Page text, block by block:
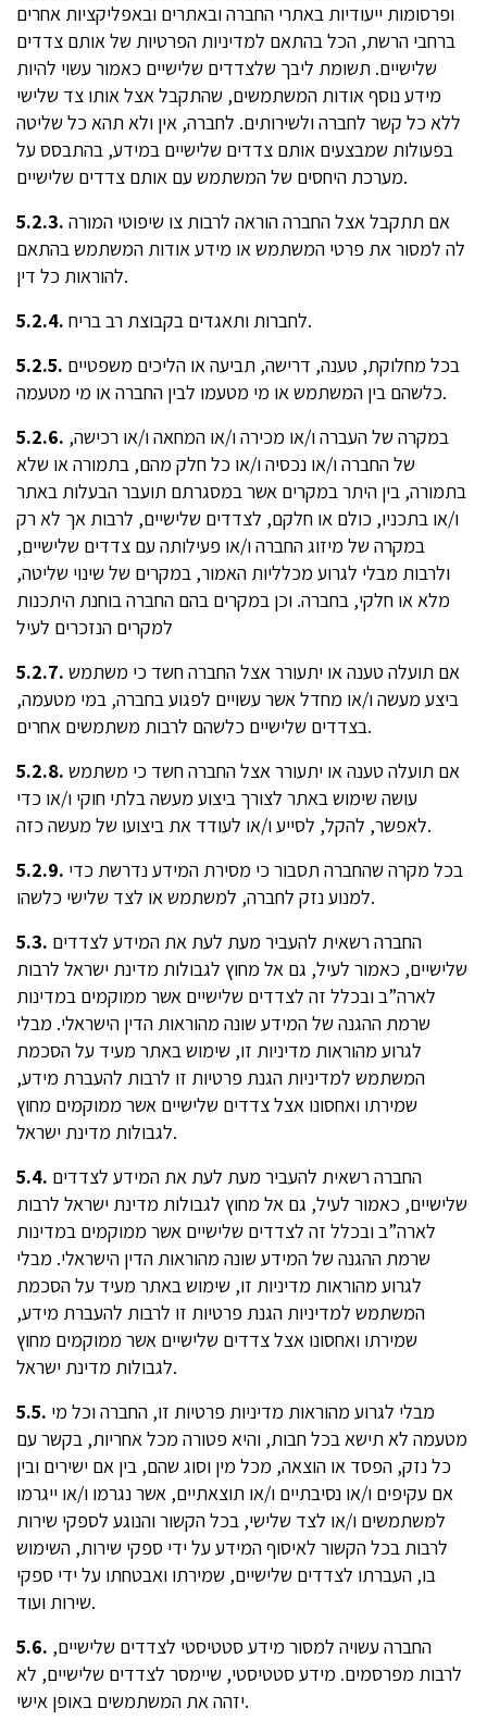
ופרסומות ייעודיות באתרי החברה ובאתרים ובאפליקציות אחרים
ברחבי הרשת, הכל בהתאם למדיניות הפרטיות של אותם צדדים
שלישיים. תשומת ליבך שלצדדים שלישיים כאמור עשוי להיות
מידע נוסף אודות המשתמשים, שהתקבל אצל אותו צד שלישי
ללא כל קשר לחברה ולשירותים. לחברה, אין ולא תהא כל שליטה
בפעולות שמבצעים אותם צדדים שלישיים במידע, בהתבסס על
מערכת היחסים של המשתמש עם אותם צדדים שלישיים.
5.2.3.
לה למסור את פרטי המשתמש או מידע אודות המשתמש בהתאם
להוראות כל דין.
5.2.4.
לחברות ותאגדים בקבוצת רב בריח.
5.2.5. בכל מחלוקת, טענה, דרישה, תביעה או הליכים משפטיים
כלשהם בין המשתמש או מי מטעמו לבין החברה או מי מטעמה.
5.2.6.
של החברה ו/או נכסיה ו/או כל חלק מהם, בתמורה או שלא
בתמורה, בין היתר במקרים אשר במסגרתם תועבר הבעלות באתר
ו/או בתכניו, כולם או חלקם, לצדדים שלישיים, לרבות אך לא רק
במקרה של מיזוג החברה ו/או פעילותה עם צדדים שלישיים,
ולרבות מבלי לגרוע מכלליות האמור, במקרים של שינוי שליטה,
מלא או חלקי, בחברה. וכן במקרים בהם החברה בוחנת היתכנות
למקרים הנזכרים לעיל
5.2.7.
ביצע מעשה ו/או מחדל אשר עשויים לפגוע בחברה, במי מטעמה,
בצדדים שלישיים כלשהם לרבות משתמשים אחרים.
5.2.8.
עושה שימוש באתר לצורך ביצוע מעשה בלתי חוקי ו/או כדי
לאפשר, להקל, לסייע ו/או לעודד את ביצועו של מעשה כזה.
5.2.9.
למנוע נזק לחברה, למשתמש או לצד שלישי כלשהו.
5.3.
שלישיים, כאמור לעיל, גם אל מחוץ לגבולות מדינת ישראל לרבות
לארה”ב ובכלל זה לצדדים שלישיים אשר ממוקמים במדינות
שרמת ההגנה של המידע שונה מהוראות הדין הישראלי. מבלי
לגרוע מהוראות מדיניות זו, שימוש באתר מעיד על הסכמת
המשתמש למדיניות הגנת פרטיות זו לרבות להעברת מידע,
שמירתו ואחסונו אצל צדדים שלישיים אשר ממוקמים מחוץ
לגבולות מדינת ישראל.
5.4.
שלישיים, כאמור לעיל, גם אל מחוץ לגבולות מדינת ישראל לרבות
לארה”ב ובכלל זה לצדדים שלישיים אשר ממוקמים במדינות
שרמת ההגנה של המידע שונה מהוראות הדין הישראלי. מבלי
לגרוע מהוראות מדיניות זו, שימוש באתר מעיד על הסכמת
המשתמש למדיניות הגנת פרטיות זו לרבות להעברת מידע,
שמירתו ואחסונו אצל צדדים שלישיים אשר ממוקמים מחוץ
לגבולות מדינת ישראל.
5.5.
מטעמה לא תישא בכל חבות, והיא פטורה מכל אחריות, בקשר עם
כל נזק, הפסד או הוצאה, מכל מין וסוג שהם, בין אם ישירים ובין
אם עקיפים ו/או נסיבתיים ו/או תוצאתיים, אשר נגרמו ו/או ייגרמו
למשתמשים ו/או לצד שלישי, בכל הקשור והנוגע לספקי שירות
לרבות בכל הקשור לאיסוף המידע על ידי ספקי שירות, השימוש
בו, העברתו לצדדים שלישיים, שמירתו ואבטחתו על ידי ספקי
שירות ועוד.
5.6.
לרבות מפרסמים. מידע סטטיסטי, שיימסר לצדדים שלישיים, לא
יזהה את המשתמשים באופן אישי.